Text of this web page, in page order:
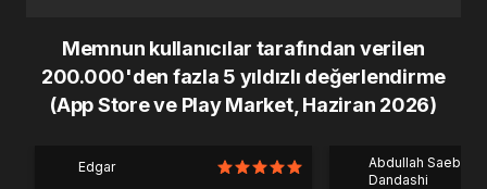
Memnun kullanıcılar tarafından verilen
200.000'den fazla 5 yıldızlı değerlendirme
(App Store ve Play Market, Haziran 2026)
Edgar
Abdullah Saeb Al
Dandashi